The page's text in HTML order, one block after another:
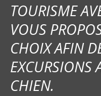
TOURISME
VOUS
CHOIX AFIN
EXCURSIONS
CHIEN.